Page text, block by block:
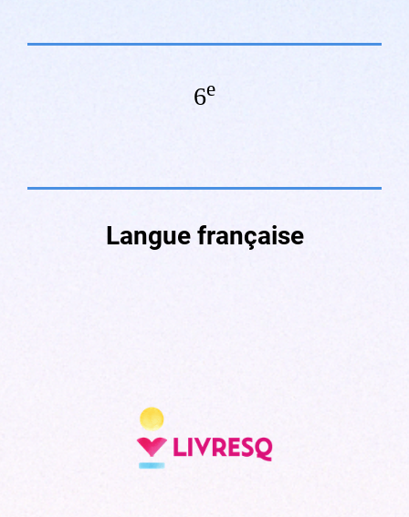
6e
Langue française